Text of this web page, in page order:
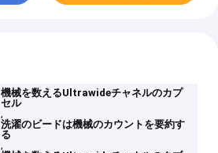
機械を数えるUltrawideチャネルのカプ
セル
,
洗濯のビードは機械のカウントを要約す
る
,